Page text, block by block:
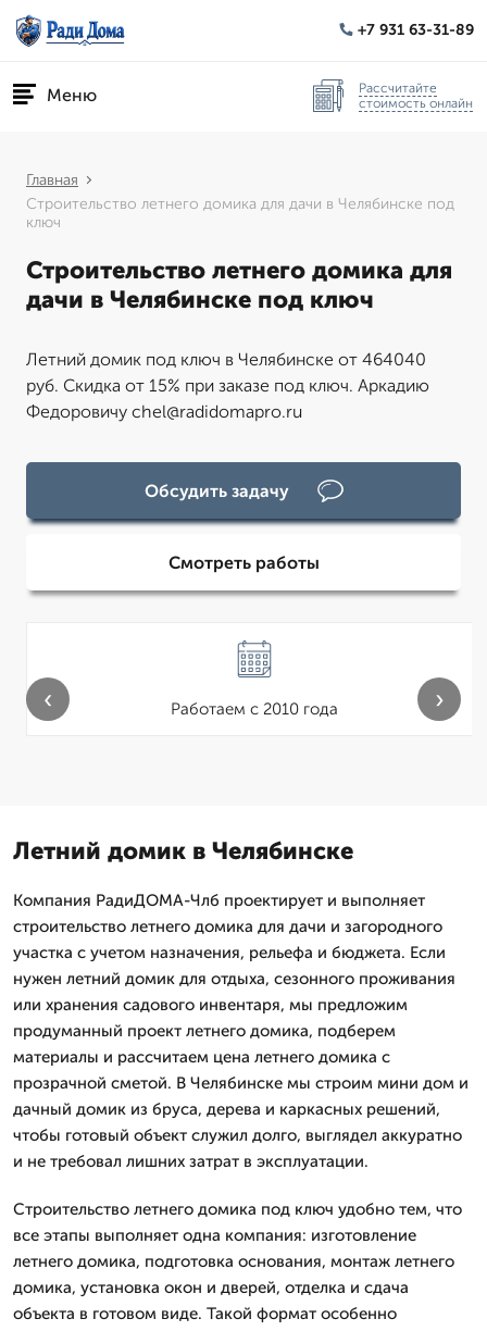
+7 931 63-31-89
Меню
Рассчитайте
стоимость онлайн
Главная
Строительство летнего домика для дачи в Челябинске под
ключ
Строительство летнего домика для
дачи в Челябинске под ключ
Летний домик под ключ в Челябинске от 464040
руб. Скидка от 15% при заказе под ключ. Аркадию
Федоровичу chel@radidomapro.ru
Обсудить задачу
Смотреть работы
Работаем с 2010 года
‹ ›
Летний домик в Челябинске
Компания РадиДОМА-Члб проектирует и выполняет
строительство летнего домика для дачи и загородного
участка с учетом назначения, рельефа и бюджета. Если
нужен летний домик для отдыха, сезонного проживания
или хранения садового инвентаря, мы предложим
продуманный проект летнего домика, подберем
материалы и рассчитаем цена летнего домика с
прозрачной сметой. В Челябинске мы строим мини дом и
дачный домик из бруса, дерева и каркасных решений,
чтобы готовый объект служил долго, выглядел аккуратно
и не требовал лишних затрат в эксплуатации.
Строительство летнего домика под ключ удобно тем, что
все этапы выполняет одна компания: изготовление
летнего домика, подготовка основания, монтаж летнего
домика, установка окон и дверей, отделка и сдача
объекта в готовом виде. Такой формат особенно